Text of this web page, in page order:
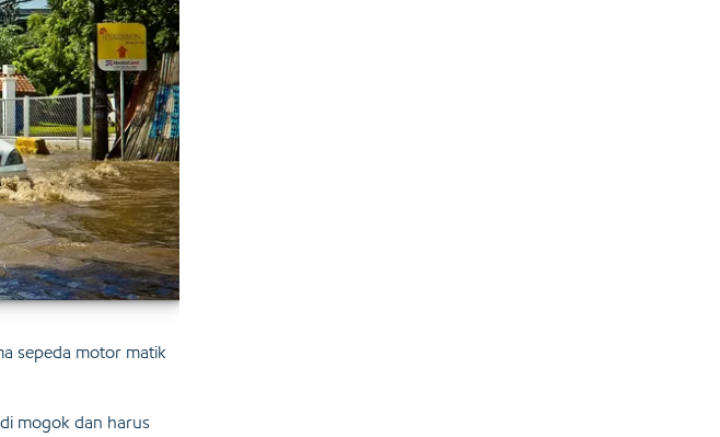
sepeda motor matik
mogok dan harus